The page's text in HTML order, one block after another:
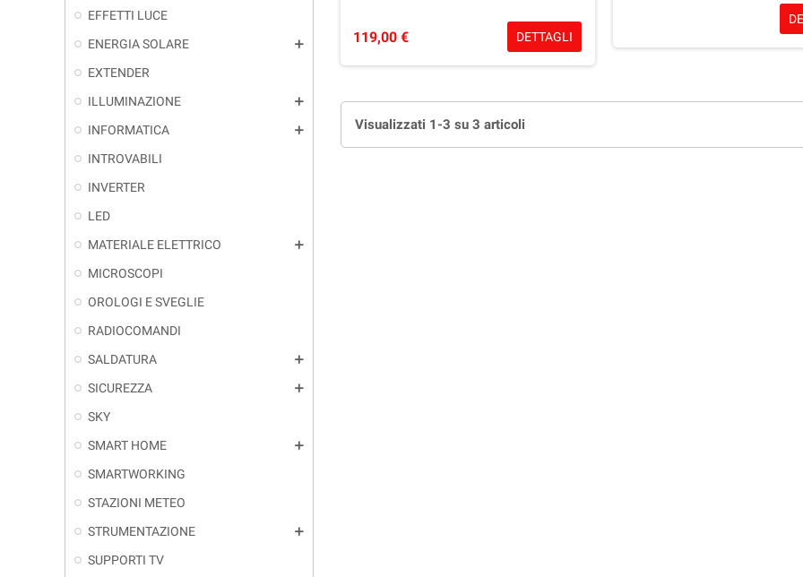
EFFETTI LUCE
ENERGIA SOLARE
add
EXTENDER
ILLUMINAZIONE
add
INFORMATICA add
INTROVABILI
INVERTER
LED
MATERIALE ELETTRICO
add
MICROSCOPI
OROLOGI E SVEGLIE
RADIOCOMANDI
SALDATURA
add
SICUREZZA add
SKY
SMART HOME
add
SMARTWORKING
STAZIONI METEO
STRUMENTAZIONE
add
SUPPORTI TV
119,00 € DETTAGLI
Visualizzati 1-3 su 3 articoli